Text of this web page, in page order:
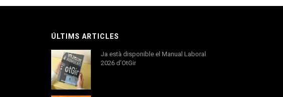
ÚLTIMS ARTICLES
Ja està disponible el Manual Laboral
2026 d’OtGir